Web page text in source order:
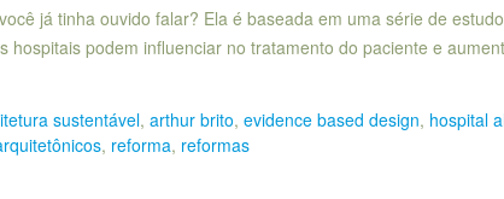
já tinha ouvido falar? Ela é baseada em uma série de
hospitais podem influenciar no tratamento do paciente e
sustentável, arthur brito, evidence based design, hospital
, reforma, reformas